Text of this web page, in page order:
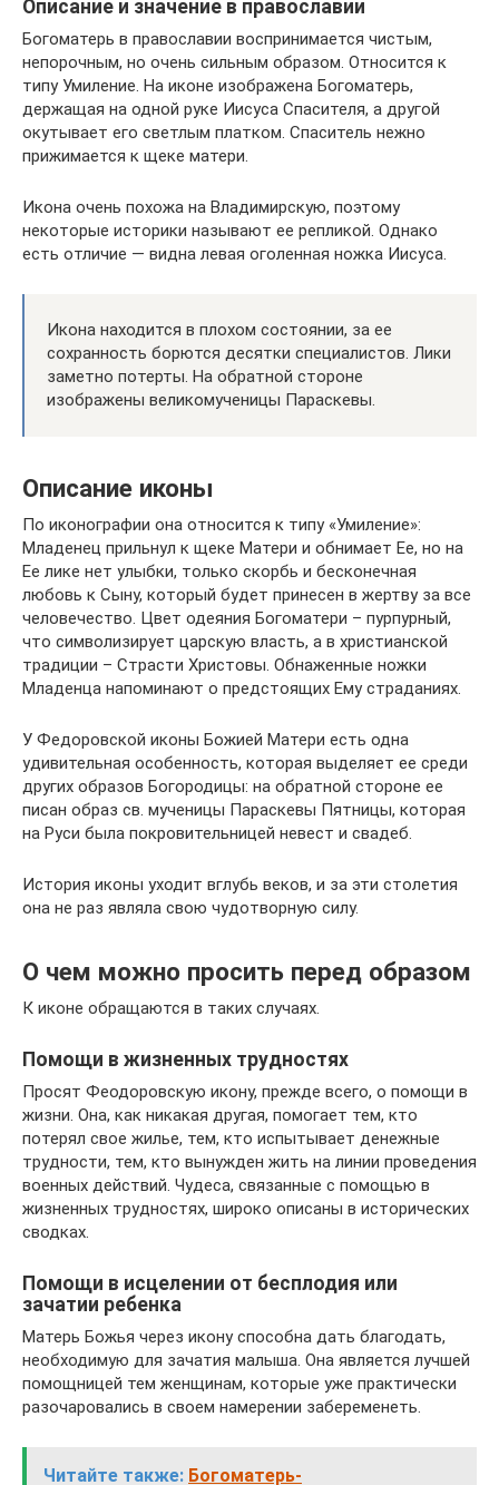
Описание и значение в православии
Богоматерь в православии воспринимается чистым,
непорочным, но очень сильным образом. Относится к
типу Умиление. На иконе изображена Богоматерь,
держащая на одной руке Иисуса Спасителя, а другой
окутывает его светлым платком. Спаситель нежно
прижимается к щеке матери.
Икона очень похожа на Владимирскую, поэтому
некоторые историки называют ее репликой. Однако
есть отличие — видна левая оголенная ножка Иисуса.
Икона находится в плохом состоянии, за ее
сохранность борются десятки специалистов. Лики
заметно потерты. На обратной стороне
изображены великомученицы Параскевы.
Описание иконы
По иконографии она относится к типу «Умиление»:
Младенец прильнул к щеке Матери и обнимает Ее, но на
Ее лике нет улыбки, только скорбь и бесконечная
любовь к Сыну, который будет принесен в жертву за все
человечество. Цвет одеяния Богоматери – пурпурный,
что символизирует царскую власть, а в христианской
традиции – Страсти Христовы. Обнаженные ножки
Младенца напоминают о предстоящих Ему страданиях.
У Федоровской иконы Божией Матери есть одна
удивительная особенность, которая выделяет ее среди
других образов Богородицы: на обратной стороне ее
писан образ св. мученицы Параскевы Пятницы, которая
на Руси была покровительницей невест и свадеб.
История иконы уходит вглубь веков, и за эти столетия
она не раз являла свою чудотворную силу.
О чем можно просить перед образом
К иконе обращаются в таких случаях.
Помощи в жизненных трудностях
Просят Феодоровскую икону, прежде всего, о помощи в
жизни. Она, как никакая другая, помогает тем, кто
потерял свое жилье, тем, кто испытывает денежные
трудности, тем, кто вынужден жить на линии проведения
военных действий. Чудеса, связанные с помощью в
жизненных трудностях, широко описаны в исторических
сводках.
Помощи в исцелении от бесплодия или
зачатии ребенка
Матерь Божья через икону способна дать благодать,
необходимую для зачатия малыша. Она является лучшей
помощницей тем женщинам, которые уже практически
разочаровались в своем намерении забеременеть.
Читайте также: Богоматерь-